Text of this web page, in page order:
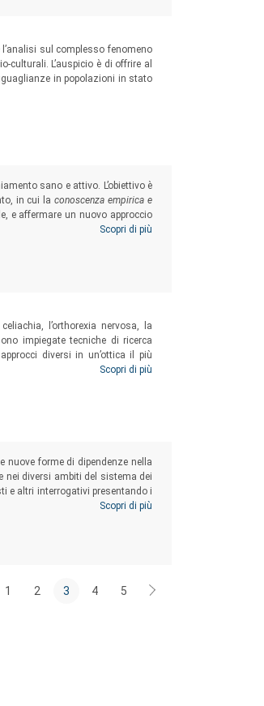
sul complesso fenomeno
culturali. L’auspicio è di offrire al
in popolazioni in stato
sano e attivo. L’obiettivo è
in cui laconoscenza empirica e
e affermare un nuovo approccio
dell’anziano e del proprio
Scopri di più
l’orthorexia nervosa, la
impiegate tecniche di ricerca
diversi in un’ottica il più
orizzonti da scoprire.Scopri di più
nuove forme di dipendenze nella
diversi ambiti del sistema dei
e altri interrogativi presentando i
dipendenze all’indomani del
Scopri di più
1 2 3 4 5